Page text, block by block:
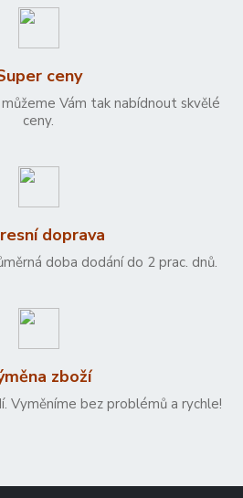
ceny
Vám tak nabídnout skvělé
ceny.
doprava
doba dodání do 2 prac. dnů.
zboží
Vyměníme bez problémů a rychle!